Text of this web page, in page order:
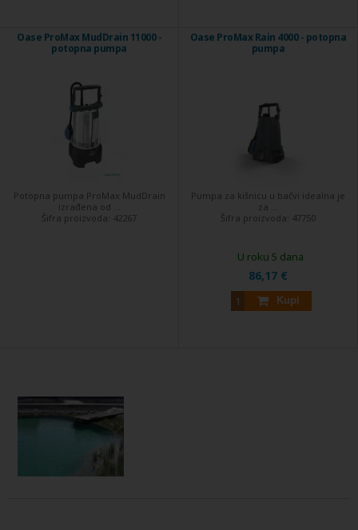
Oase ProMax MudDrain 11000 -
potopna pumpa
Potopna pumpa ProMax MudDrain
izrađena od ...
Šifra proizvoda: 42267
Oase ProMax Rain 4000 - potopna
pumpa
Pumpa za kišnicu u bačvi idealna je
za ...
Šifra proizvoda: 47750
86,17 €
Kupi
U roku 5 dana